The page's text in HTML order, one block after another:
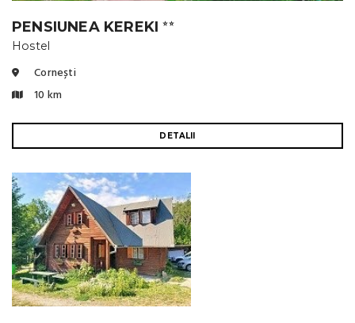
PENSIUNEA KEREKI⭐⭐
Hostel
Cornești
10 km
DETALII